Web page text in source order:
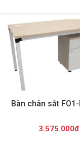
Bàn chân sắt
3.575.000đ